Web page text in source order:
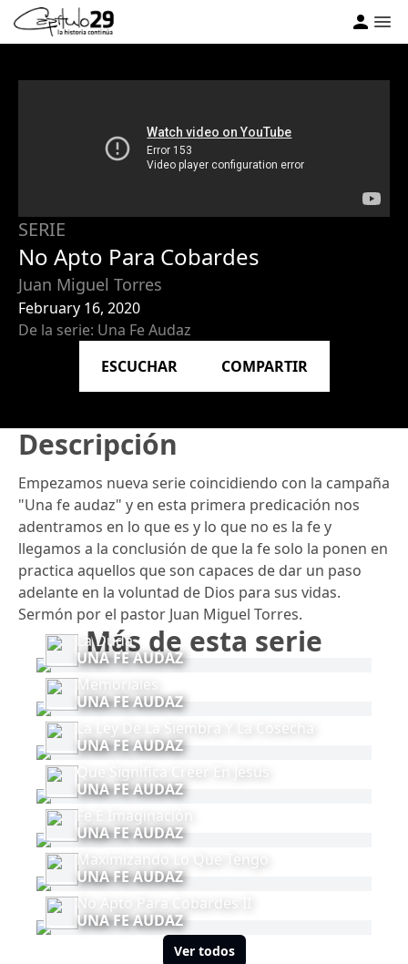
SERIE
No Apto Para Cobardes
Juan Miguel Torres
February 16, 2020
De la serie: Una Fe Audaz
ESCUCHAR
COMPARTIR
Descripción
Empezamos nueva serie coincidiendo con la campaña
"Una fe audaz" y en esta primera predicación nos
adentramos en lo que es y lo que no es la fe y
llegamos a la conclusión de que la fe solo la ponen en
practica aquellos que son capaces de dar un paso
adelante en la voluntad de Dios para sus vidas.
Sermón por el pastor Juan Miguel Torres.
Más de esta serie
La Duda
UNA FE AUDAZ
Memoriales
UNA FE AUDAZ
La Ley De La Siembra Y La Cosecha
UNA FE AUDAZ
Que Significa Creer En Jesús
UNA FE AUDAZ
Fe E Imaginación
UNA FE AUDAZ
Maximizando Lo Que Tengo
UNA FE AUDAZ
No Apto Para Cobardes II
UNA FE AUDAZ
Ver todos